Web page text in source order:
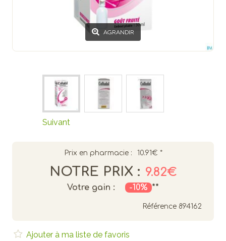
AGRANDIR
Suivant
Prix en pharmacie : 10.91€ *
NOTRE PRIX : 9.82€
Votre gain : -10% **
Référence 894162
Ajouter à ma liste de favoris